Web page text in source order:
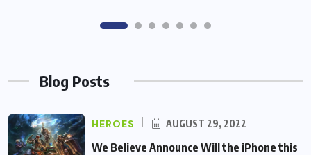
Blog Posts
HEROES AUGUST 29, 2022
We Believe Announce Will the iPhone this